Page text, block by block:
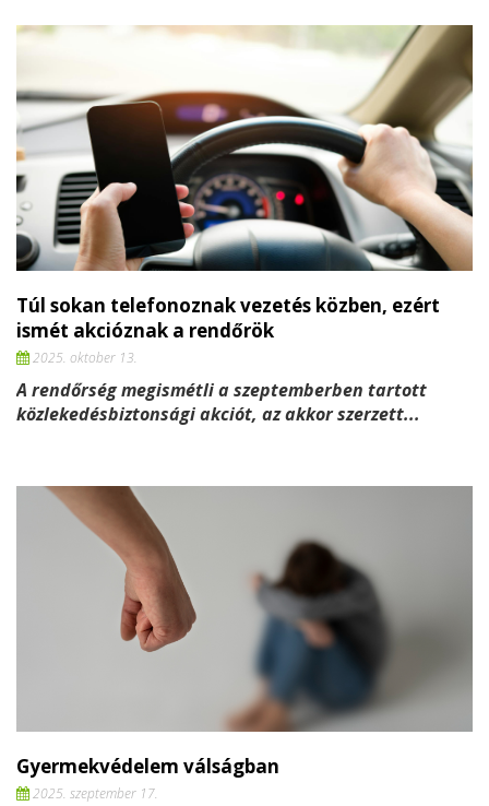
Túl sokan telefonoznak vezetés közben, ezért
ismét akcióznak a rendőrök
2025. oktober 13.
A rendőrség megismétli a szeptemberben tartott
közlekedésbiztonsági akciót, az akkor szerzett...
Gyermekvédelem válságban
2025. szeptember 17.